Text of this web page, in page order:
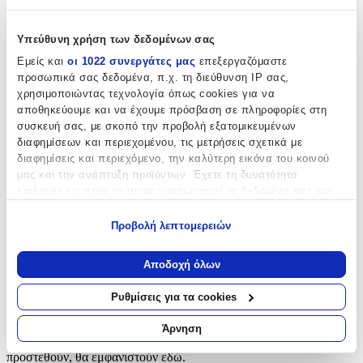
Υπεύθυνη χρήση των δεδομένων σας
Εμείς και οι 1022 συνεργάτες μας επεξεργαζόμαστε
προσωπικά σας δεδομένα, π.χ. τη διεύθυνση IP σας,
χρησιμοποιώντας τεχνολογία όπως cookies για να
αποθηκεύουμε και να έχουμε πρόσβαση σε πληροφορίες στη
συσκευή σας, με σκοπό την προβολή εξατομικευμένων
διαφημίσεων και περιεχομένου, τις μετρήσεις σχετικά με
διαφημίσεις και περιεχόμενο, την καλύτερη εικόνα του κοινού
μας και την ανάπτυξη προϊόντων. Έχετε τη δυνατότητα
Να συλλέξουμε πληροφορίες σχετικά με τη γεωγραφική
σας τοποθεσία, οι οποίες μπορεί να είναι ακριβείς σε
απόσταση μερικών μέτρων
Να αναγνωρίσουμε τη συσκευή σας σαρώνοντας ενεργά
για συγκεκριμένα χαρακτηριστικά (δακτυλικό αποτύπωμα)
Μάθετε περισσότερα σχετικά με τον τρόπο επεξεργασίας των
προσωπικών σας δεδομένων και καθορίστε τις προτιμήσεις σας
Προβολή λεπτομερειών
Αποδοχή όλων
Ρυθμίσεις για τα cookies
Άρνηση
Κατασκευαστής:
Kymi
Είδος:
Βραχιολάκι
Τεμάχια:
50
τμχ
Αξιολογήσεις
Προς το παρόν δεν υπάρχουν άλλες αξιολογήσεις. Όταν
προστεθούν, θα εμφανιστούν εδώ.